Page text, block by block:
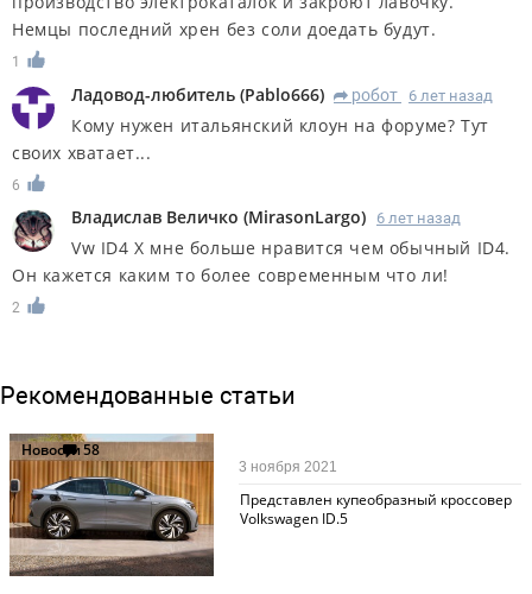
Немцы последний хрен без соли доедать будут.
1
Ладовод-любитель (Pablo666) R робот 6 лет назад
Кому нужен итальянский клоун на форуме? Тут
своих хватает...
6
Владислав Величко (MirasonLargo) 6 лет назад
Vw ID4 X мне больше нравится чем обычный ID4.
Он кажется каким то более современным что ли!
2
Рекомендованные статьи
Новости58
Представлен купеобразный кроссовер
Volkswagen ID.5
3 ноября 2021